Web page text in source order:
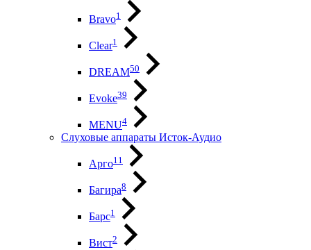
Bravo1
Clear1
DREAM50
Evoke39
MENU4
Слуховые аппараты Исток-Аудио
Арго11
Багира8
Барс1
Вист2